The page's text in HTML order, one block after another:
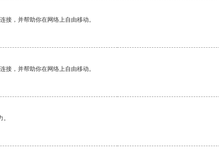
接，并帮助你在网络上自由移动。
接，并帮助你在网络上自由移动。